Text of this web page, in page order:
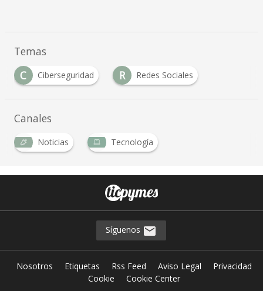
Temas
C
Ciberseguridad R Redes Sociales
Canales
Noticias Tecnología
Síguenos
Nosotros Etiquetas Rss Feed Aviso Legal
Privacidad
Cookie
Cookie Center